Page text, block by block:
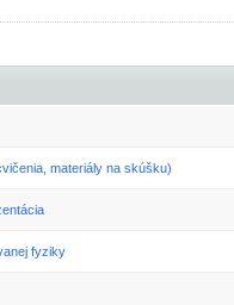
materiály na skúšku)
fyziky